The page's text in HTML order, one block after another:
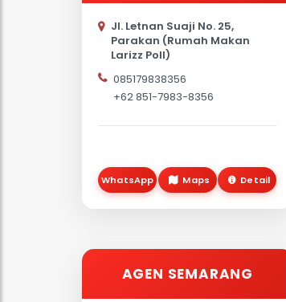
Jl. Letnan Suaji No. 25,
Parakan (Rumah Makan
Larizz Poll)
085179838356
+62 851-7983-8356
WhatsApp Maps Detail
AGEN SEMARANG